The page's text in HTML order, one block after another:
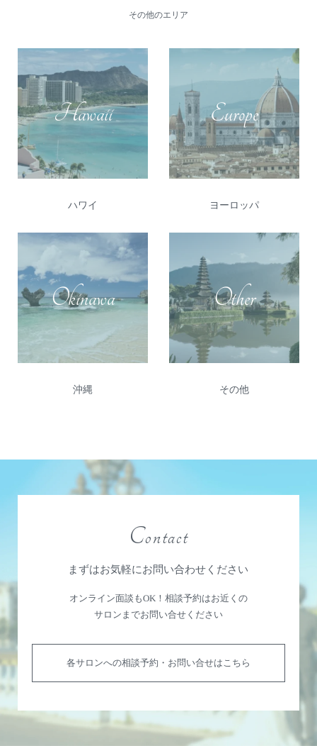
その他のエリア
Hawaii
ハワイ
Europe
ヨーロッパ
Okinawa
沖縄
Other
その他
Contact
まずはお気軽にお問い合わせください
オンライン面談もOK！相談予約はお近くの
サロンまでお問い合せください
各サロンへの相談予約・お問い合せはこちら